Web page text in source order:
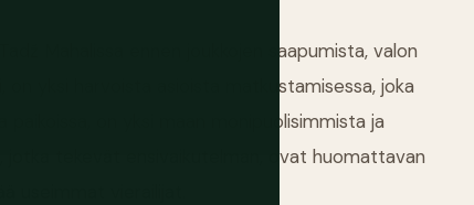
Mahalissa ennen joukkojen saapumista, valon
yksi harvoista asioista matkustamisessa, joka
on yksi maan monipuolisimmista ja
jotka tekevät ensivaikutelman, ovat huomattavan
useimmat vierailijat.